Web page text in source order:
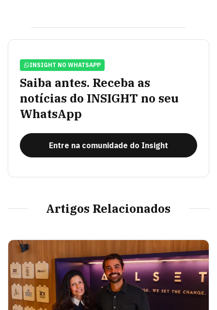
INSIGHT NO WHATSAPP
Saiba antes. Receba as
notícias do INSIGHT no seu
WhatsApp
Entre na comunidade do Insight
Artigos Relacionados